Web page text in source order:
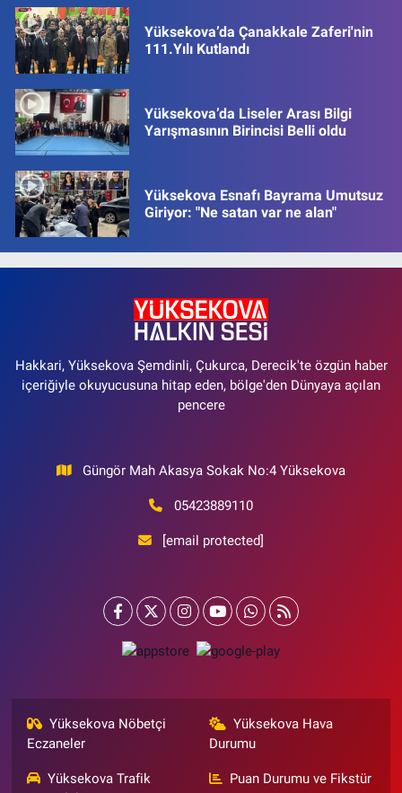
Yüksekova’da Çanakkale Zaferi'nin
111.Yılı Kutlandı
Yüksekova’da Liseler Arası Bilgi
Yarışmasının Birincisi Belli oldu
Yüksekova Esnafı Bayrama Umutsuz
Giriyor: "Ne satan var ne alan"
Hakkari, Yüksekova Şemdinli, Çukurca, Derecik'te özgün haber
içeriğiyle okuyucusuna hitap eden, bölge'den Dünyaya açılan
pencere
Güngör Mah Akasya Sokak No:4 Yüksekova
05423889110
[email protected]
Yüksekova Nöbetçi
Eczaneler
Yüksekova Hava
Durumu
Yüksekova Trafik
Puan Durumu ve Fikstür